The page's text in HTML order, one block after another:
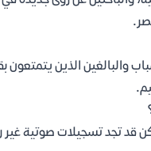
والبالغين الذين يتمتعون
قد تجد تسجيلات صوتية